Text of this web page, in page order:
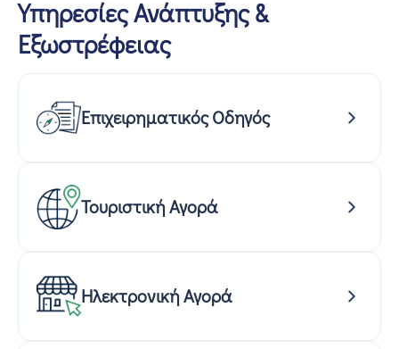
Υπηρεσίες Ανάπτυξης &
Εξωστρέφειας
Επιχειρηματικός Οδηγός
Τουριστική Αγορά
Ηλεκτρονική Αγορά